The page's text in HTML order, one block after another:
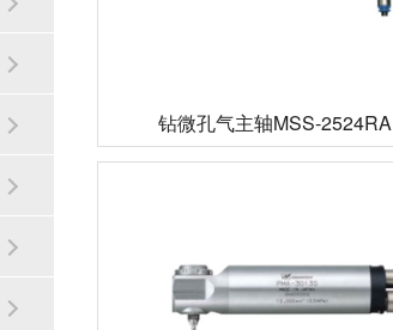
钻微孔气主轴MSS-2524RA